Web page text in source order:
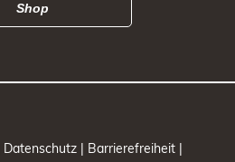
Shop
Datenschutz | Barrierefreiheit |